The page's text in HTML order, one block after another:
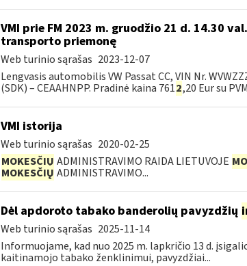
VMI prie FM 2023 m. gruodžio 21 d. 14.30
transporto priemonę
Web turinio sąrašas 2023-12-07
Lengvasis automobilis VW Passat CC, VIN Nr.
(SDK) – CEAAHNPP. Pradinė kaina 7612,20 Eur su
VMI istorija
Web turinio sąrašas 2020-02-25
MOKESČIŲ ADMINISTRAVIMO RAIDA LIETUVOJE
MOKESČIŲ ADMINISTRAVIMO...
Dėl apdoroto tabako banderolių pavyzdžių
Web turinio sąrašas 2025-11-14
Informuojame, kad nuo 2025 m. lapkričio 13 d.
kaitinamojo tabako ženklinimui, pavyzdžiai...